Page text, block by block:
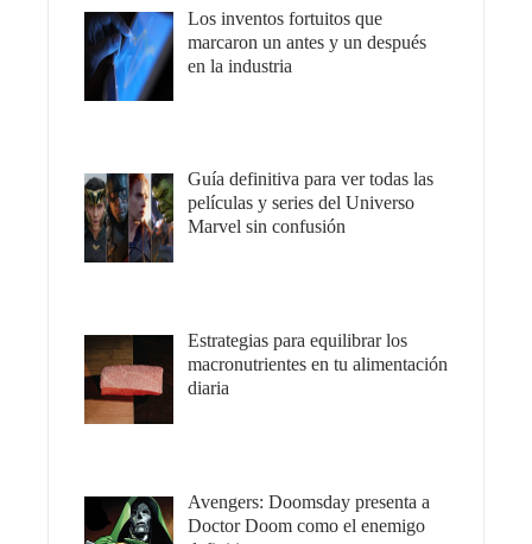
Los inventos fortuitos que
marcaron un antes y un después
en la industria
Guía definitiva para ver todas las
películas y series del Universo
Marvel sin confusión
Estrategias para equilibrar los
macronutrientes en tu alimentación
diaria
Avengers: Doomsday presenta a
Doctor Doom como el enemigo